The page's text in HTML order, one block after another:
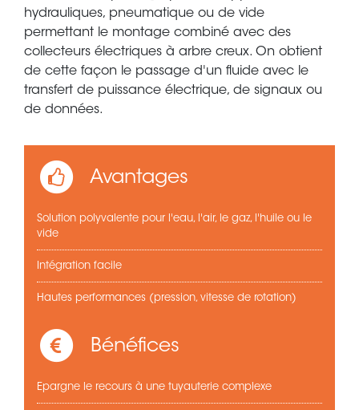
hydrauliques, pneumatique ou de vide
permettant le montage combiné avec des
collecteurs électriques à arbre creux. On obtient
de cette façon le passage d'un fluide avec le
transfert de puissance électrique, de signaux ou
de données.
Avantages
Solution polyvalente pour l'eau, l'air, le gaz, l'huile ou le
vide
Intégration facile
Hautes performances (pression, vitesse de rotation)
Bénéfices
Epargne le recours à une tuyauterie complexe